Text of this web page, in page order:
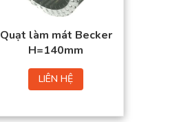
Quạt làm mát Becker
H=140mm
LIÊN HỆ